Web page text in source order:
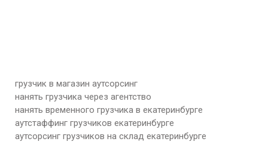
грузчик в магазин аутсорсинг
нанять грузчика через агентство
нанять временного грузчика в екатеринбурге
аутстаффинг грузчиков екатеринбурге
аутсорсинг грузчиков на склад екатеринбурге